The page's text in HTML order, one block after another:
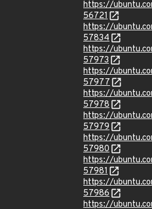
https://
56721
https://
57834
https://
57973
https://
57977
https://
57978
https://
57979
https://
57980
https://
57981
https://
57986
https://